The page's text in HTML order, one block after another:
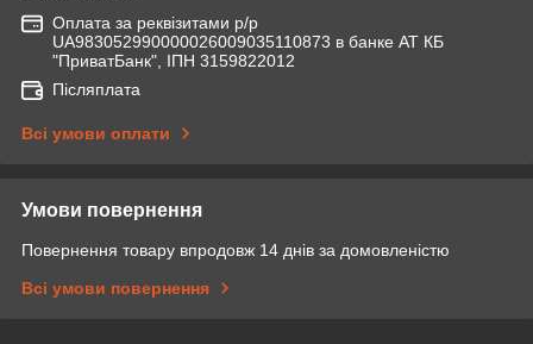
Оплата за реквізитами р/р
UA983052990000026009035110873 в банке АТ КБ
"ПриватБанк", ІПН 3159822012
Післяплата
Всі умови оплати
Умови повернення
Повернення товару впродовж 14 днів за домовленістю
Всі умови повернення